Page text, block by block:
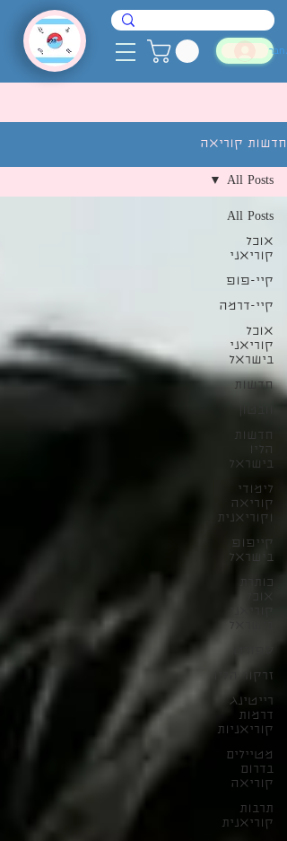
חדשות קוריאה
All Posts
אוכל
קוריאני
קיי-פופ
קיי-דרמה
אוכל
קוריאני
בישראל
חדשות
וובטון
חדשות
הליו
בישראל
לימודי
קוריאה
וקוריאנית
קייפופ
בישראל
כותרת
זרקור הליו
רייטינג
דרמות
קוריאניות
מטיילים
בדרום
קוריאה
תרבות
קוריאנית
All Posts